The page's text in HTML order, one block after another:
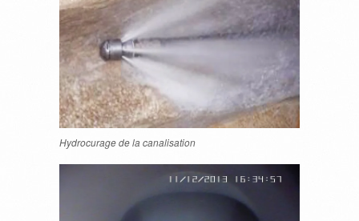
Hydrocurage de la canalisation